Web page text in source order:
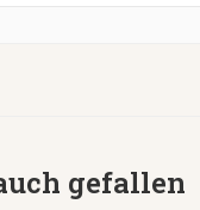
gefallen